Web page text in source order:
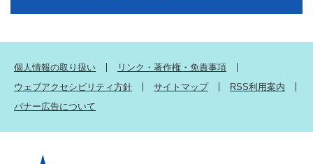
個人情報の取り扱い
リンク・著作権・免責事項
ウェブアクセシビリティ方針
サイトマップ
RSS利用案内
バナー広告について